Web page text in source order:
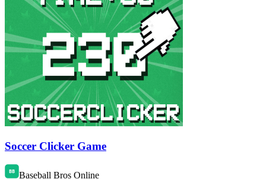
Soccer Clicker Game
Baseball Bros Online